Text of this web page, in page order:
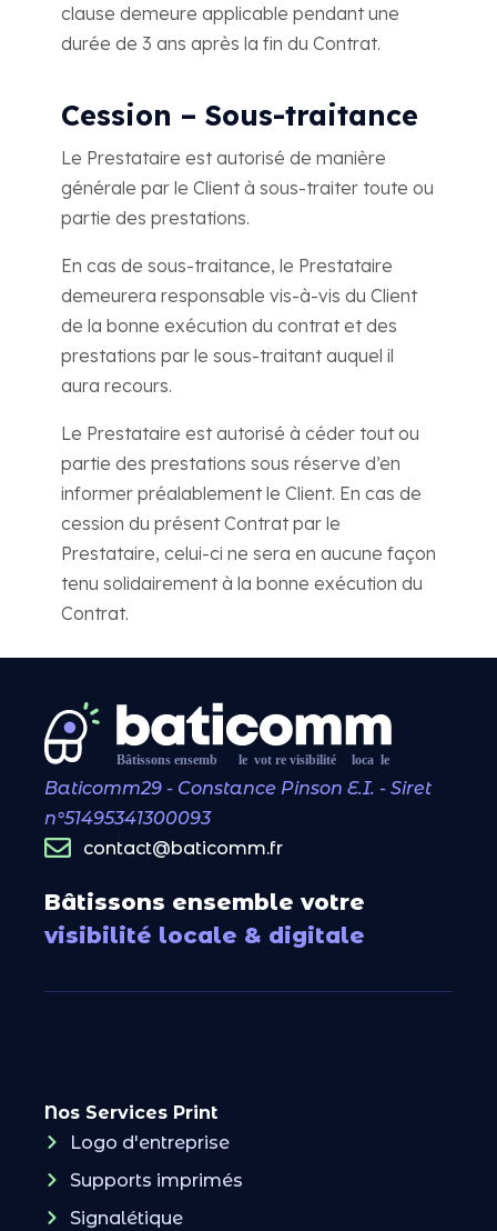
clause demeure applicable pendant une
durée de 3 ans après la fin du Contrat.
Cession – Sous-traitance
Le Prestataire est autorisé de manière
générale par le Client à sous-traiter toute ou
partie des prestations.
En cas de sous-traitance, le Prestataire
demeurera responsable vis-à-vis du Client
de la bonne exécution du contrat et des
prestations par le sous-traitant auquel il
aura recours.
Le Prestataire est autorisé à céder tout ou
partie des prestations sous réserve d’en
informer préalablement le Client. En cas de
cession du présent Contrat par le
Prestataire, celui-ci ne sera en aucune façon
tenu solidairement à la bonne exécution du
Contrat.
Baticomm29 - Constance Pinson E.I. - Siret
n°51495341300093
contact@baticomm.fr
Bâtissons ensemble votre
visibilité locale & digitale
Nos Services Print
Logo d'entreprise
Supports imprimés
Signalétique